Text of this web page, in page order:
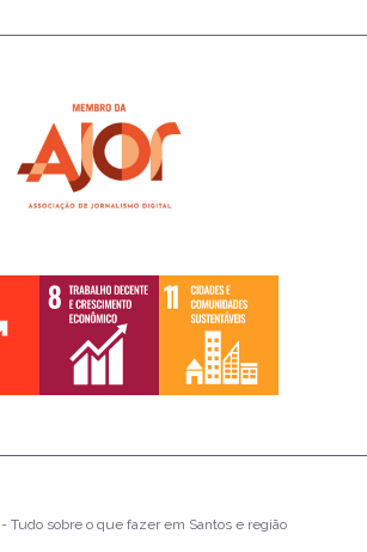
- Tudo sobre o que fazer em Santos e região